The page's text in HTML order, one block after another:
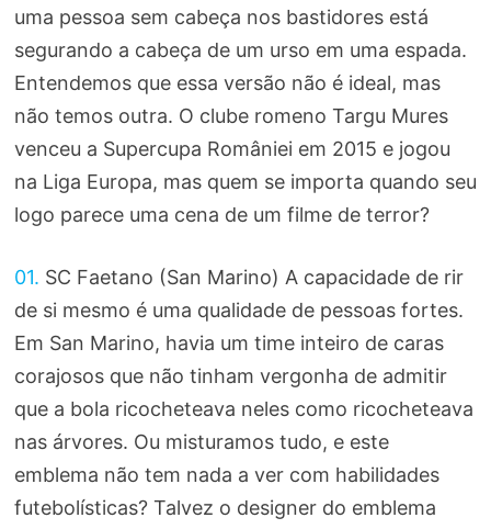
uma pessoa sem cabeça nos bastidores está
segurando a cabeça de um urso em uma espada.
Entendemos que essa versão não é ideal, mas
não temos outra. O clube romeno Targu Mures
venceu a Supercupa României em 2015 e jogou
na Liga Europa, mas quem se importa quando seu
logo parece uma cena de um filme de terror?
01. SC Faetano (San Marino) A capacidade de rir
de si mesmo é uma qualidade de pessoas fortes.
Em San Marino, havia um time inteiro de caras
corajosos que não tinham vergonha de admitir
que a bola ricocheteava neles como ricocheteava
nas árvores. Ou misturamos tudo, e este
emblema não tem nada a ver com habilidades
futebolísticas? Talvez o designer do emblema